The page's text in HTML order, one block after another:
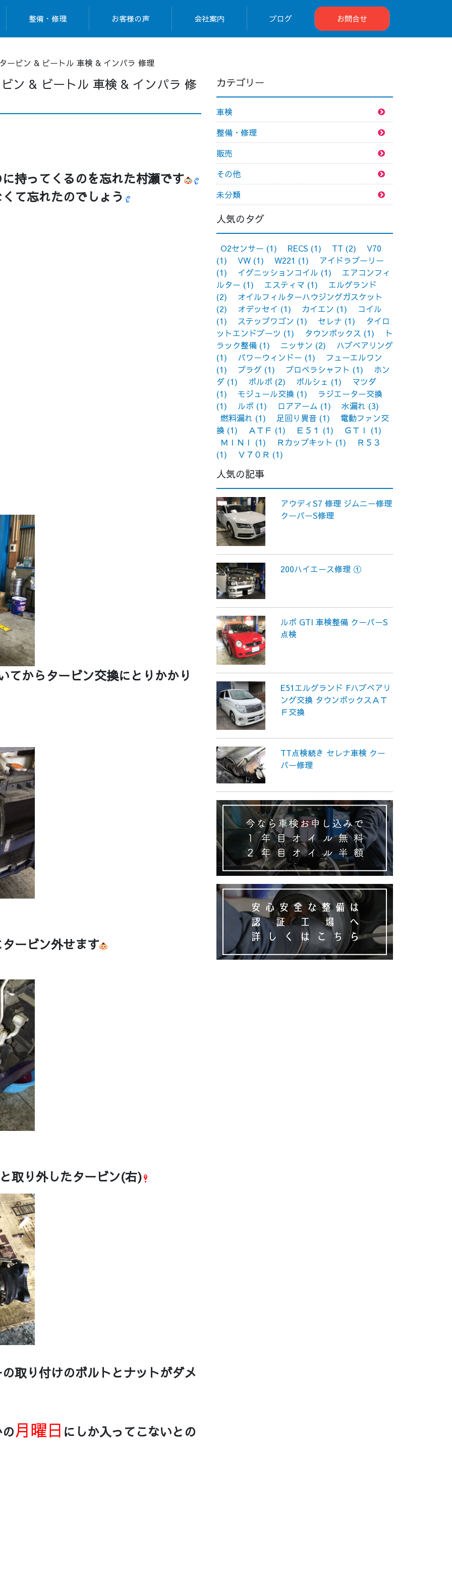
整備・修理 お客様の声 会社案内 ブログ お問合せ
ービン & ビートル 車検 & インパラ 修理
ン & ビートル 車検 & インパラ 修
持ってくるのを忘れた村瀬です
て忘れたのでしょう
てからタービン交換にとりかかり
ービン外せます
取り外したタービン(右)
取り付けのボルトとナットがダメ
月曜日 にしか入ってこないとの
カテゴリー
車検
整備・修理
販売
その他
未分類
人気のタグ
O2センサー (1) RECS (1) TT (2)
V70
(1)
VW (1) W221 (1)
アイドラプーリー
(1)
イグニッションコイル (1)
エアコンフィ
ルター (1) エスティマ (1)
エルグランド
(2)
オイルフィルターハウジングガスケット
(2)
オデッセイ (1) カイエン (1)
コイル
(1)
ステップワゴン (1) セレナ (1)
タイロ
ットエンドブーツ (1) タウンボックス (1)
ト
ラック整備 (1) ニッサン (2)
ハブベアリング
(1)
パワーウィンドー (1)
フューエルワン
(1)
プラグ (1) プロペラシャフト (1)
ホン
ダ (1) ボルボ (2) ポルシェ (1)
マツダ
(1)
モジュール交換 (1)
ラジエーター交換
(1)
ルポ (1) ロアアーム (1) 水漏れ (3)
燃料漏れ (1) 足回り異音 (1)
電動ファン交
換 (1) ＡＴＦ (1) Ｅ５１ (1) ＧＴＩ (1)
ＭＩＮＩ (1) Ｒカップキット (1)
Ｒ５３
(1)
Ｖ７０Ｒ (1)
人気の記事
アウディS7 修理 ジムニー修理
クーパーS修理
200ハイエース修理 ①
ルポ GTI 車検整備 クーパーS
点検
E51エルグランド Fハブベアリ
ング交換 タウンボックスＡＴ
Ｆ交換
TT点検続き セレナ車検 クー
パー修理